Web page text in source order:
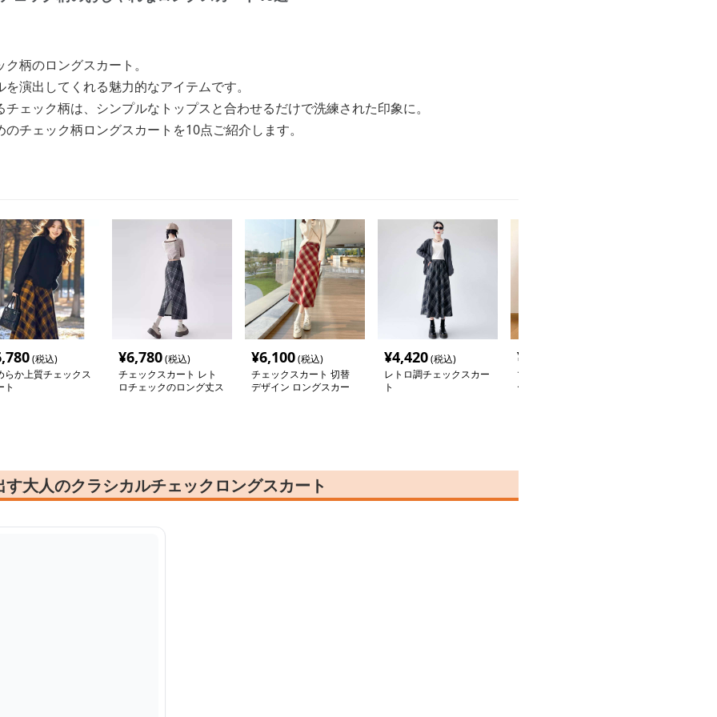
柄のロングスカート。
演出してくれる魅力的なアイテムです。
ェック柄は、シンプルなトップスと合わせるだけで洗練された印象に。
チェック柄ロングスカートを10点ご紹介します。
(税込)
らか上質チェックス
ト
¥6,780(税込)
チェックスカート レト
ロチェックのロング丈ス
¥6,100(税込)
チェックスカート 切替
デザイン ロングスカー
¥4,420(税込)
レトロ調チェックスカー
ト
¥
マーメイドチェックスカ
ート
大人のクラシカルチェックロングスカート